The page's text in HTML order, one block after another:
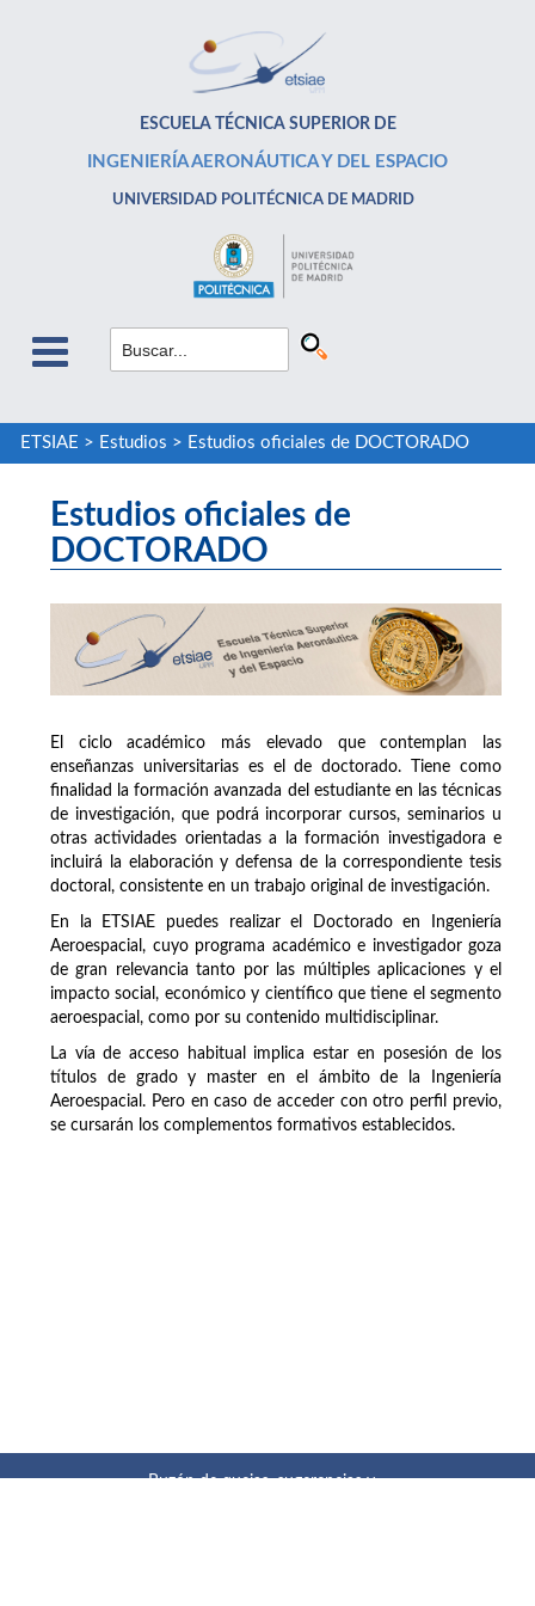
ESCUELA TÉCNICA SUPERIOR DE
INGENIERÍA AERONÁUTICA Y DEL ESPACIO
UNIVERSIDAD POLITÉCNICA DE MADRID
ETSIAE > Estudios > Estudios oficiales de DOCTORADO
Estudios oficiales de
DOCTORADO
El ciclo académico más elevado que contemplan las
enseñanzas universitarias es el de doctorado. Tiene como
finalidad la formación avanzada del estudiante en las técnicas
de investigación, que podrá incorporar cursos, seminarios u
otras actividades orientadas a la formación investigadora e
incluirá la elaboración y defensa de la correspondiente tesis
doctoral, consistente en un trabajo original de investigación.
En la ETSIAE puedes realizar el Doctorado en Ingeniería
Aeroespacial, cuyo programa académico e investigador goza
de gran relevancia tanto por las múltiples aplicaciones y el
impacto social, económico y científico que tiene el segmento
aeroespacial, como por su contenido multidisciplinar.
La vía de acceso habitual implica estar en posesión de los
títulos de grado y master en el ámbito de la Ingeniería
Aeroespacial. Pero en caso de acceder con otro perfil previo,
se cursarán los complementos formativos establecidos.
Buzón de quejas, sugerencias y